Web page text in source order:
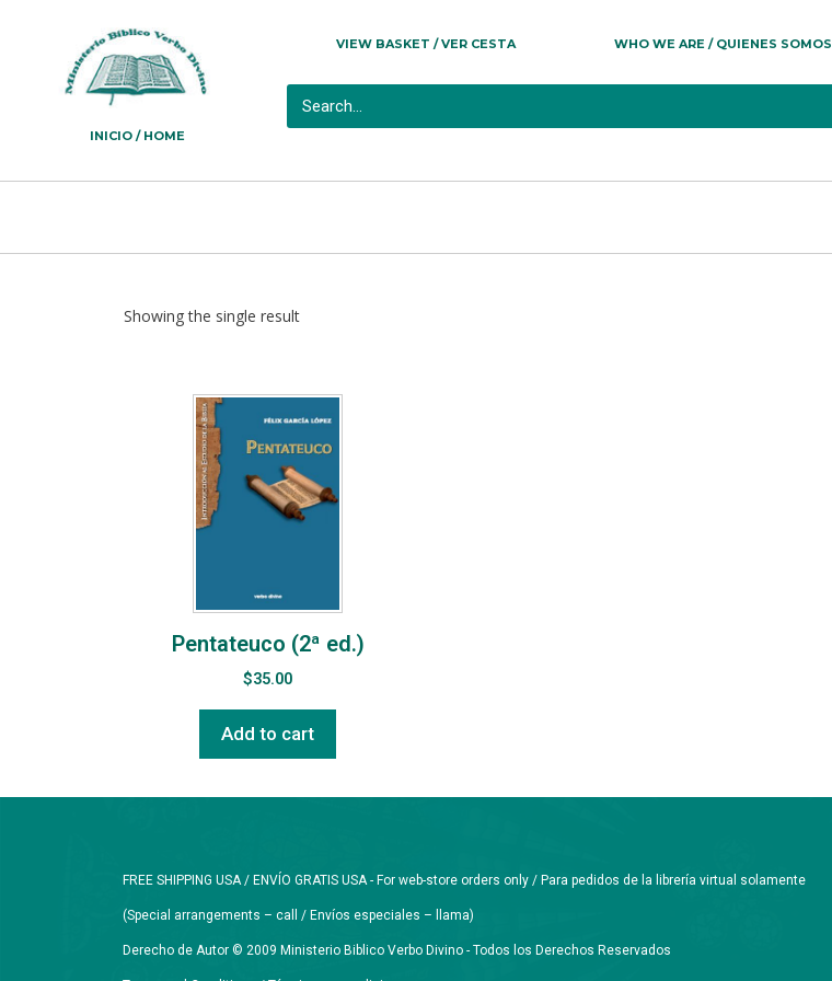
INICIO / HOME
VIEW BASKET / VER CESTA WHO WE ARE / QUIENES SOMOS
Showing the single result
Pentateuco (2ª ed.)
$35.00
Add to cart
FREE SHIPPING USA / ENVÍO GRATIS USA - For web-store orders only / Para pedidos de la librería virtual solamente
(Special arrangements – call / Envíos especiales – llama)
Derecho de Autor © 2009 Ministerio Biblico Verbo Divino - Todos los Derechos Reservados